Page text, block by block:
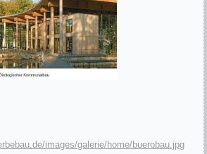
images/galerie/home/buerobau.jpg